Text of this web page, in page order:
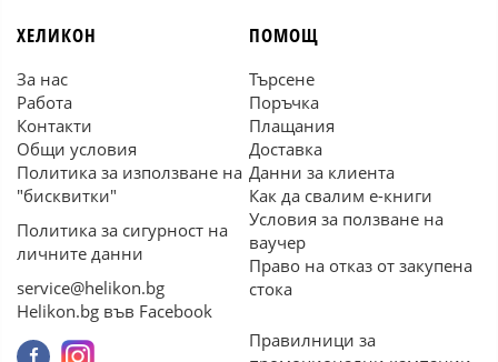
ХЕЛИКОН
За нас
Работа
Контакти
Общи условия
Политика за използване на
"бисквитки"
Политика за сигурност на
личните данни
service@helikon.bg
Helikon.bg във Facebook
ПОМОЩ
Търсене
Поръчка
Плащания
Доставка
Данни за клиента
Как да свалим е-книги
Условия за ползване на
ваучер
Право на отказ от закупена
стока
Правилници за